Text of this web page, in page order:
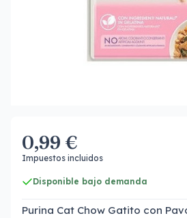
0,99 €
Impuestos incluidos
Disponible bajo demanda
Purina Cat Chow Gatito con